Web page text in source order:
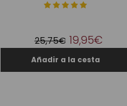
25,75€ 19,95€